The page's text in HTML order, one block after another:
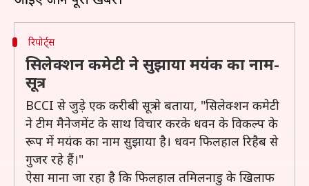
रिपोर्ट्स
सिलेक्शन कमेटी ने सुझाया मयंक का नाम-
सूत्र
BCCI से जुड़े एक करीबी सूत्र ने बताया, "सिलेक्शन कमेटी
ने टीम मैनेजमेंट के साथ विचार करके धवन के विकल्प के
रूप में मयंक का नाम सुझाया है। धवन फिलहाल रिहैब से
गुजर रहे हैं।"
ऐसा माना जा रहा है कि फिलहाल तमिलनाडु के खिलाफ